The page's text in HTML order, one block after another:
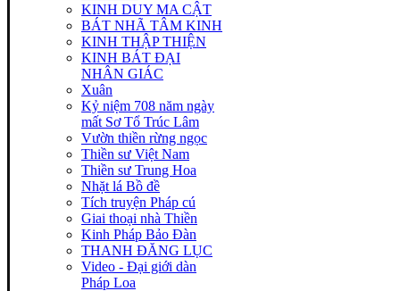
KINH DUY MA CẬT
BÁT NHÃ TÂM KINH
KINH THẬP THIỆN
KINH BÁT ĐẠI
NHÂN GIÁC
Xuân
Kỷ niệm 708 năm ngày
mất Sơ Tổ Trúc Lâm
Vườn thiền rừng ngọc
Thiền sư Việt Nam
Thiền sư Trung Hoa
Nhặt lá Bồ đề
Tích truyện Pháp cú
Giai thoại nhà Thiền
Kinh Pháp Bảo Đàn
THANH ĐĂNG LỤC
Video - Đại giới dàn
Pháp Loa